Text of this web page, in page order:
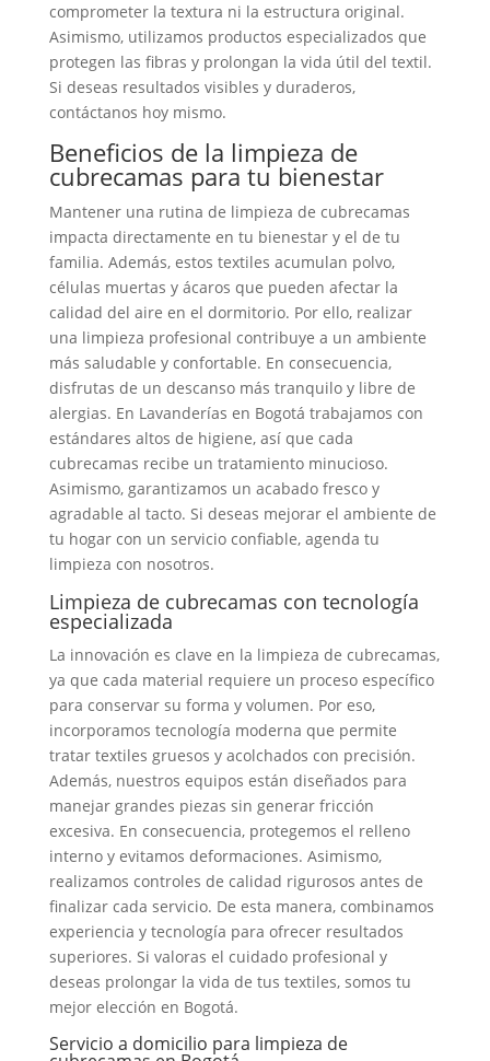
comprometer la textura ni la estructura original.
Asimismo, utilizamos productos especializados que
protegen las fibras y prolongan la vida útil del textil.
Si deseas resultados visibles y duraderos,
contáctanos hoy mismo.
Beneficios de la limpieza de
cubrecamas para tu bienestar
Mantener una rutina de limpieza de cubrecamas
impacta directamente en tu bienestar y el de tu
familia. Además, estos textiles acumulan polvo,
células muertas y ácaros que pueden afectar la
calidad del aire en el dormitorio. Por ello, realizar
una limpieza profesional contribuye a un ambiente
más saludable y confortable. En consecuencia,
disfrutas de un descanso más tranquilo y libre de
alergias. En Lavanderías en Bogotá trabajamos con
estándares altos de higiene, así que cada
cubrecamas recibe un tratamiento minucioso.
Asimismo, garantizamos un acabado fresco y
agradable al tacto. Si deseas mejorar el ambiente de
tu hogar con un servicio confiable, agenda tu
limpieza con nosotros.
Limpieza de cubrecamas con tecnología
especializada
La innovación es clave en la limpieza de cubrecamas,
ya que cada material requiere un proceso específico
para conservar su forma y volumen. Por eso,
incorporamos tecnología moderna que permite
tratar textiles gruesos y acolchados con precisión.
Además, nuestros equipos están diseñados para
manejar grandes piezas sin generar fricción
excesiva. En consecuencia, protegemos el relleno
interno y evitamos deformaciones. Asimismo,
realizamos controles de calidad rigurosos antes de
finalizar cada servicio. De esta manera, combinamos
experiencia y tecnología para ofrecer resultados
superiores. Si valoras el cuidado profesional y
deseas prolongar la vida de tus textiles, somos tu
mejor elección en Bogotá.
Servicio a domicilio para limpieza de